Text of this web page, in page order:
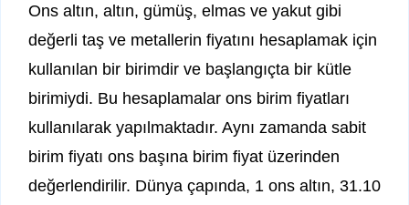
Ons altın, altın, gümüş, elmas ve yakut gibi
değerli taş ve metallerin fiyatını hesaplamak için
kullanılan bir birimdir ve başlangıçta bir kütle
birimiydi. Bu hesaplamalar ons birim fiyatları
kullanılarak yapılmaktadır. Aynı zamanda sabit
birim fiyatı ons başına birim fiyat üzerinden
değerlendirilir. Dünya çapında, 1 ons altın, 31.10